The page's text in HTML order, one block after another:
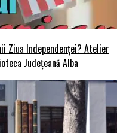
Ziua Independenței? Atelier
Județeană Alba